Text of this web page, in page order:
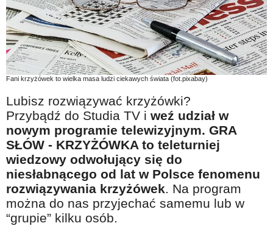
Warto wiedzieć!
Podróże i wypoczynek
Taniej, okazyjnie, specjalnie dla 60plus
Na wesoło
Żyj aktywnie
60plus - najcenniejsi klienci
Dobra opieka
Warto naśladować
Coś dla ducha
Smacznie i zdrowo
Fani krzyżówek to wielka masa ludzi ciekawych świata (fot.pixabay)
Lubisz rozwiązywać krzyżówki?
Przybądź do Studia TV i weź udział w
nowym programie telewizyjnym. GRA
SŁÓW - KRZYŻÓWKA to teleturniej
wiedzowy odwołujący się do
niesłabnącego od lat w Polsce fenomenu
rozwiązywania krzyżówek . Na program
można do nas przyjechać samemu lub w
“grupie” kilku osób.